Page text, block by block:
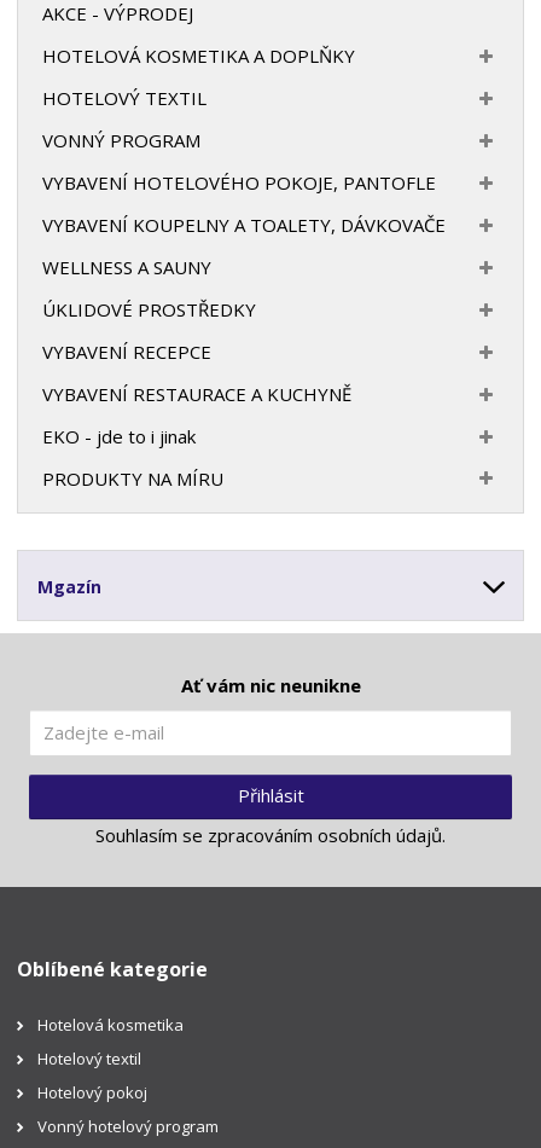
AKCE - VÝPRODEJ
HOTELOVÁ KOSMETIKA A DOPLŇKY
HOTELOVÝ TEXTIL
VONNÝ PROGRAM
VYBAVENÍ HOTELOVÉHO POKOJE, PANTOFLE
VYBAVENÍ KOUPELNY A TOALETY, DÁVKOVAČE
WELLNESS A SAUNY
ÚKLIDOVÉ PROSTŘEDKY
VYBAVENÍ RECEPCE
VYBAVENÍ RESTAURACE A KUCHYNĚ
EKO - jde to i jinak
PRODUKTY NA MÍRU
Mgazín
Ať vám nic neunikne
Přihlásit
Souhlasím se zpracováním osobních údajů.
Oblíbené kategorie
Hotelová kosmetika
Hotelový textil
Hotelový pokoj
Vonný hotelový program